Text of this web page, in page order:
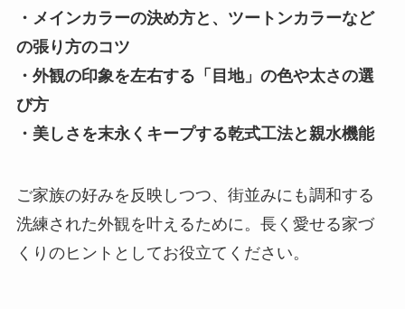
・メインカラーの決め方と、ツートンカラーなど
の張り方のコツ
・外観の印象を左右する「目地」の色や太さの選
び方
・美しさを末永くキープする乾式工法と親水機能
ご家族の好みを反映しつつ、街並みにも調和する
洗練された外観を叶えるために。長く愛せる家づ
くりのヒントとしてお役立てください。